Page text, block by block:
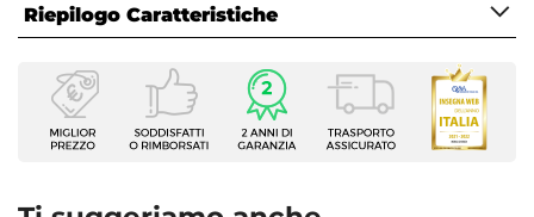
Proteggi semprei tuoi arredi da esterno nei
momenti di inutilizzo, evitando l’esposizione a
pioggia, raggi solari e intemperie. Metti l’arredo al
riparo sotto una copertura, oppure utilizza gli
manutenzione come lecover protettive
Riepilogo Caratteristiche
Caratteristiche
Colore
Blu
Lettino prendisole